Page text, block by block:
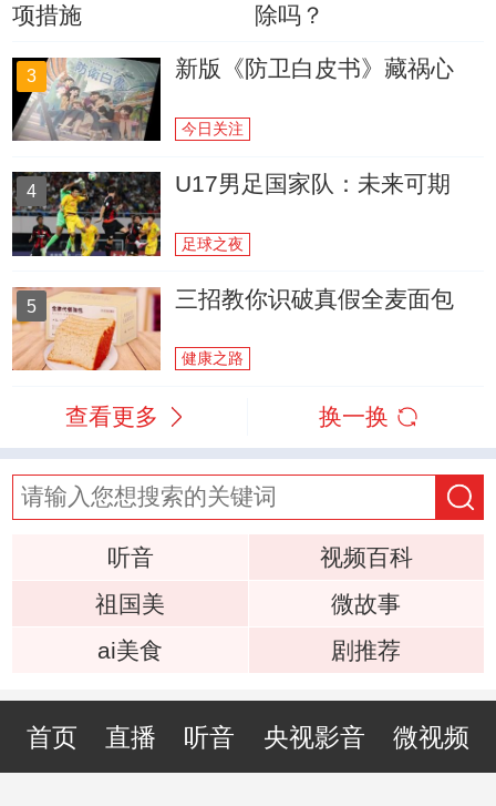
项措施
除吗？
3 新版《防卫白皮书》藏祸心
今日关注
4 U17男足国家队：未来可期
足球之夜
5 三招教你识破真假全麦面包
健康之路
查看更多 换一换
听音
视频百科
祖国美
微故事
ai美食
剧推荐
首页 直播 听音 央视影音 微视频